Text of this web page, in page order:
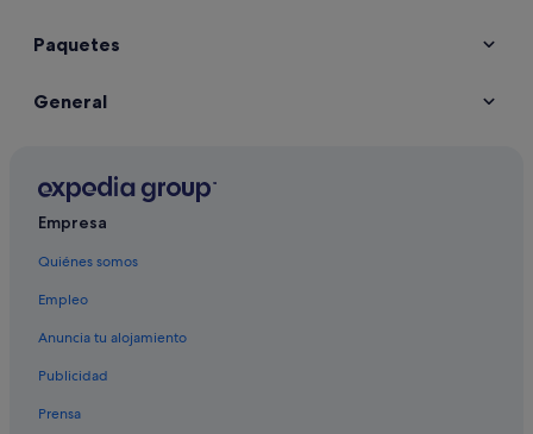
Paquetes
General
Empresa
Quiénes somos
Empleo
Anuncia tu alojamiento
Publicidad
Prensa